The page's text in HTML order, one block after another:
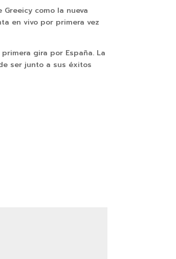
como la nueva
en vivo por primera vez
gira por España. La
ser junto a sus éxitos